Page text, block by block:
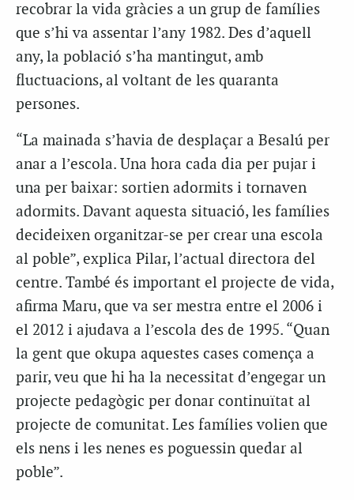
recobrar la vida gràcies a un grup de famílies
que s’hi va assentar l’any 1982. Des d’aquell
any, la població s’ha mantingut, amb
fluctuacions, al voltant de les quaranta
persones.
“La mainada s’havia de desplaçar a Besalú per
anar a l’escola. Una hora cada dia per pujar i
una per baixar: sortien adormits i tornaven
adormits. Davant aquesta situació, les famílies
decideixen organitzar-se per crear una escola
al poble”, explica Pilar, l’actual directora del
centre. També és important el projecte de vida,
afirma Maru, que va ser mestra entre el 2006 i
el 2012 i ajudava a l’escola des de 1995. “Quan
la gent que okupa aquestes cases comença a
parir, veu que hi ha la necessitat d’engegar un
projecte pedagògic per donar continuïtat al
projecte de comunitat. Les famílies volien que
els nens i les nenes es poguessin quedar al
poble”.